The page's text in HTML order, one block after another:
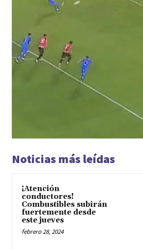
Noticias más leídas
¡Atención
conductores!
Combustibles subirán
fuertemente desde
este jueves
febrero 28, 2024